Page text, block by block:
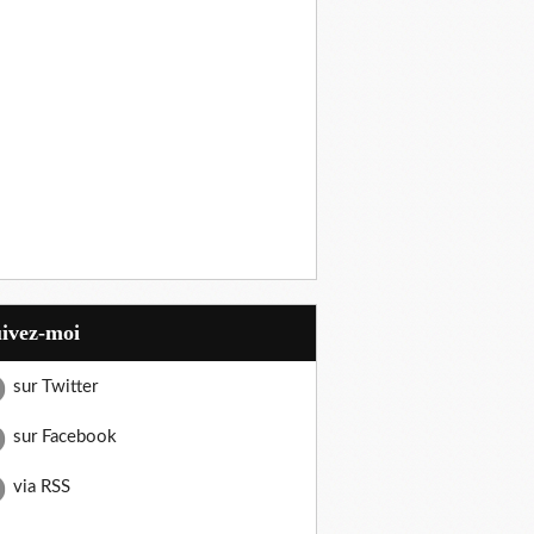
moi
sur Twitter
sur Facebook
via RSS